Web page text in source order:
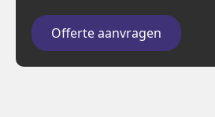
Offerte aanvragen